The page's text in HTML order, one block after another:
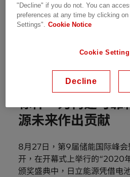
“光伏+储能”创新
标杆，为构建可靠
源未来作出贡献
8月27日，第9届储能国际峰会
开，在开幕式上举行的“2020
颁奖盛典中，日立能源凭借电
"Decline" if you do not. You can
preferences at any time by clicking
Settings".
Cookie Notice
Cookie
Decline